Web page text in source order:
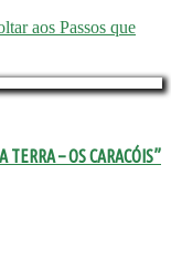
aos Passos que
TERRA – OS CARACÓIS”